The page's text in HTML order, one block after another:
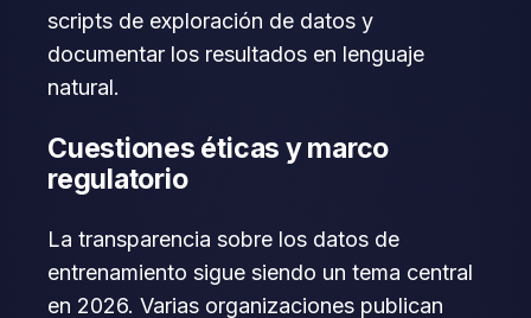
scripts de exploración de datos y
documentar los resultados en lenguaje
natural.
Cuestiones éticas y marco
regulatorio
La transparencia sobre los datos de
entrenamiento sigue siendo un tema central
en 2026. Varias organizaciones publican